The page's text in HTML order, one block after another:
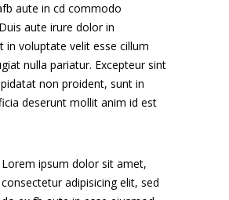
aute in cd commodo
aute irure dolor in
in voluptate velit esse cillum
nulla pariatur. Excepteur sint
non proident, sunt in
deserunt mollit anim id est
Lorem ipsum dolor sit amet,
consectetur adipisicing elit, sed